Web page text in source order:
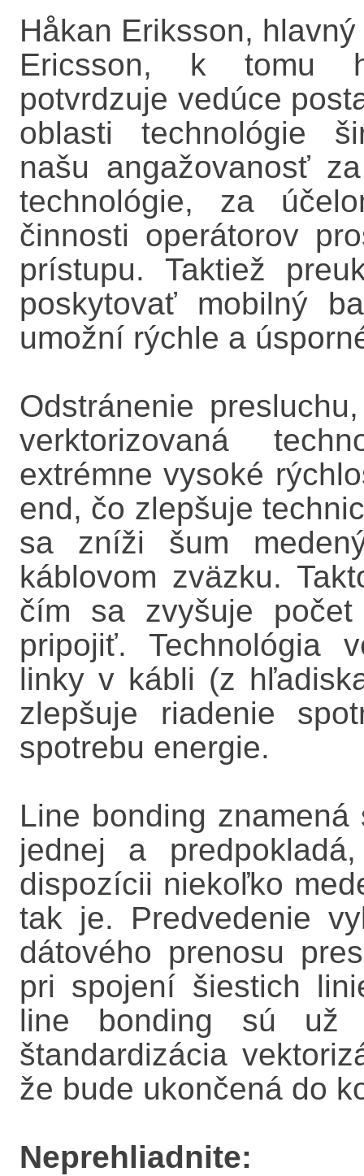
Håkan Eriksson,
Ericsson, k tomu
potvrdzuje vedúce
oblasti technológie
našu angažovanosť
technológie, za
činnosti operátorov
prístupu. Taktiež
poskytovať mobilný
umožní rýchle a
Odstránenie
verktorizovaná
extrémne vysoké
end, čo zlepšuje
sa zníži šum
káblovom zväzku.
čím sa zvyšuje
pripojiť. Technológia
linky v kábli (z
zlepšuje riadenie
spotrebu energie.
Line bonding
jednej a
dispozícii niekoľko
tak je. Predvedenie
dátového prenosu
pri spojení šiestich
line bonding sú už
štandardizácia
že bude ukončená do
Neprehliadnite: